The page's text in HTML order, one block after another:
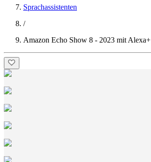
Sprachassistenten
/
Amazon Echo Show 8 - 2023 mit Alexa+